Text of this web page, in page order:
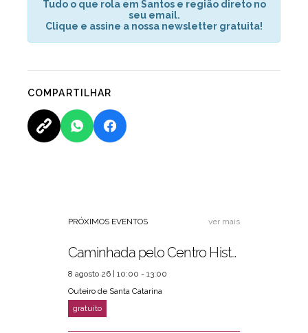
Tudo o que rola em Santos e região direto no
seu email.
Clique e assine a nossa newsletter gratuita!
COMPARTILHAR
PRÓXIMOS EVENTOS ver mais
Caminhada pelo Centro Histórico
8 agosto 26 | 10:00 - 13:00
Outeiro de Santa Catarina